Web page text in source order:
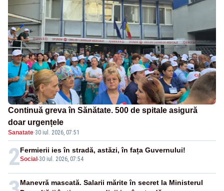
Continuă greva în Sănătate. 500 de spitale asigură
doar urgențele
Sanatate·30 iul. 2026, 07:51
2Social -30 iul. 2026, 07:54
Fermierii ies în stradă, astăzi, în fața Guvernului!
Manevră mascată. Salarii mărite în secret la Ministerul